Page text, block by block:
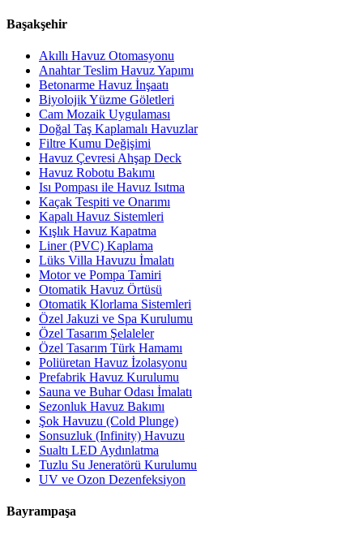
Başakşehir
Akıllı Havuz Otomasyonu
Anahtar Teslim Havuz Yapımı
Betonarme Havuz İnşaatı
Biyolojik Yüzme Göletleri
Cam Mozaik Uygulaması
Doğal Taş Kaplamalı Havuzlar
Filtre Kumu Değişimi
Havuz Çevresi Ahşap Deck
Havuz Robotu Bakımı
Isı Pompası ile Havuz Isıtma
Kaçak Tespiti ve Onarımı
Kapalı Havuz Sistemleri
Kışlık Havuz Kapatma
Liner (PVC) Kaplama
Lüks Villa Havuzu İmalatı
Motor ve Pompa Tamiri
Otomatik Havuz Örtüsü
Otomatik Klorlama Sistemleri
Özel Jakuzi ve Spa Kurulumu
Özel Tasarım Şelaleler
Özel Tasarım Türk Hamamı
Poliüretan Havuz İzolasyonu
Prefabrik Havuz Kurulumu
Sauna ve Buhar Odası İmalatı
Sezonluk Havuz Bakımı
Şok Havuzu (Cold Plunge)
Sonsuzluk (Infinity) Havuzu
Sualtı LED Aydınlatma
Tuzlu Su Jeneratörü Kurulumu
UV ve Ozon Dezenfeksiyon
Bayrampaşa